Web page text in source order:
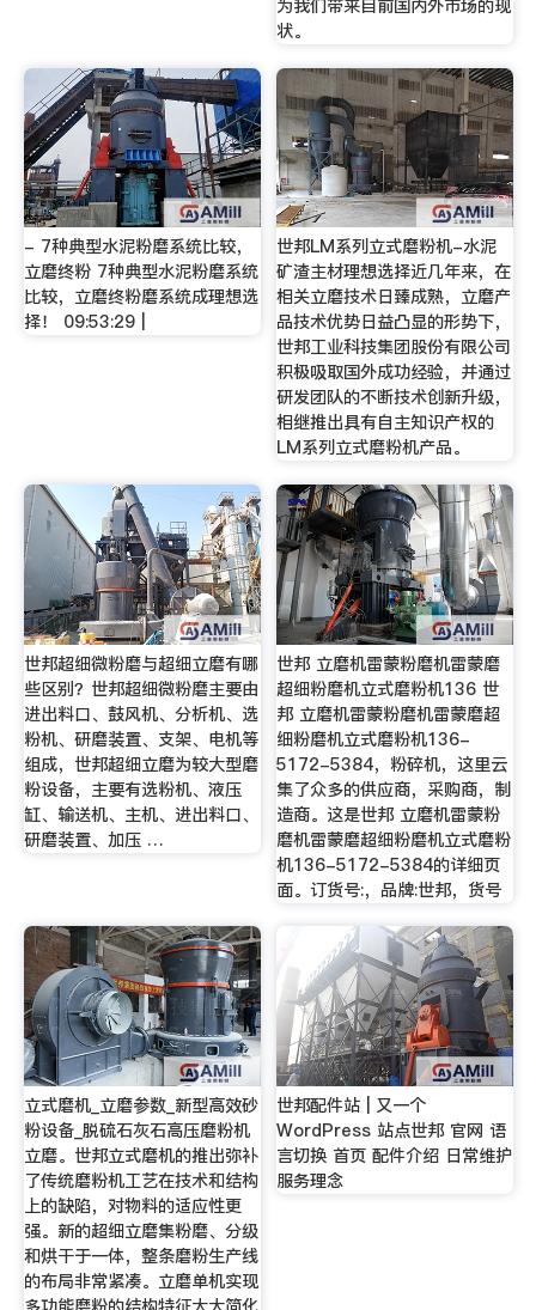
为我们带来目前国内外市场的现
状。
- 7种典型水泥粉磨系统比较，
立磨终粉 7种典型水泥粉磨系统
比较，立磨终粉磨系统成理想选
择！ 09:53:29 |
世邦LM系列立式磨粉机-水泥
矿渣主材理想选择近几年来，在
相关立磨技术日臻成熟，立磨产
品技术优势日益凸显的形势下，
世邦工业科技集团股份有限公司
积极吸取国外成功经验，并通过
研发团队的不断技术创新升级，
相继推出具有自主知识产权的
LM系列立式磨粉机产品。
世邦超细微粉磨与超细立磨有哪
些区别？世邦超细微粉磨主要由
进出料口、鼓风机、分析机、选
粉机、研磨装置、支架、电机等
组成，世邦超细立磨为较大型磨
粉设备，主要有选粉机、液压
缸、输送机、主机、进出料口、
研磨装置、加压 …
世邦 立磨机雷蒙粉磨机雷蒙磨
超细粉磨机立式磨粉机136 世
邦 立磨机雷蒙粉磨机雷蒙磨超
细粉磨机立式磨粉机136-
5172-5384，粉碎机，这里云
集了众多的供应商，采购商，制
造商。这是世邦 立磨机雷蒙粉
磨机雷蒙磨超细粉磨机立式磨粉
机136-5172-5384的详细页
面。订货号:，品牌:世邦，货号
立式磨机_立磨参数_新型高效砂
粉设备_脱硫石灰石高压磨粉机
立磨。世邦立式磨机的推出弥补
了传统磨粉机工艺在技术和结构
上的缺陷，对物料的适应性更
强。新的超细立磨集粉磨、分级
和烘干于一体，整条磨粉生产线
的布局非常紧凑。立磨单机实现
世邦配件站 | 又一个
WordPress 站点世邦 官网 语
言切换 首页 配件介绍 日常维护
服务理念